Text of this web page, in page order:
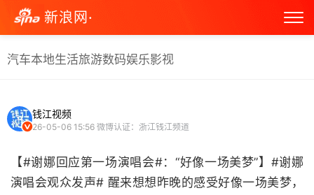
新浪网·
汽车本地生活旅游数码娱乐影视
钱江视频
26-05-06 15:56 微博认证：浙江钱江频道
【#谢娜回应第一场演唱会#：“好像一场美梦”】#谢娜
演唱会观众发声# 醒来想想昨晚的感受好像一场美梦，